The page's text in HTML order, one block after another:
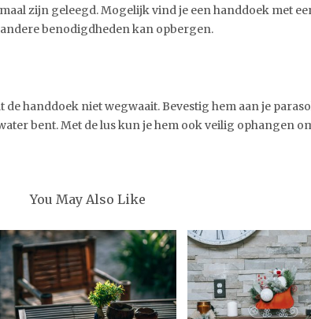
zijn geleegd. Mogelijk vind je een handdoek met
benodigdheden kan opbergen.
handdoek niet wegwaait. Bevestig hem aan je
bent. Met de lus kun je hem ook veilig ophangen
You May Also Like